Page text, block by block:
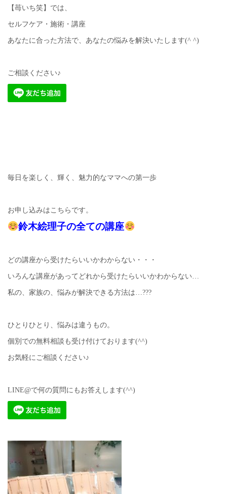
【苺いち笑】では、
セルフケア・施術・講座
あなたに合った方法で、あなたの悩みを解決いたします(^ ^)
ご相談ください♪
毎日を楽しく、輝く、魅力的なママへの第一歩
お申し込みはこちらです。
鈴木絵理子の全ての講座
どの講座から受けたらいいかわからない・・・
いろんな講座があってどれから受けたらいいかわからない…
私の、家族の、悩みが解決できる方法は…???
ひとりひとり、悩みは違うもの。
個別での無料相談も受け付けております(^^)
お気軽にご相談ください♪
LINE@で何の質問にもお答えします(^^)